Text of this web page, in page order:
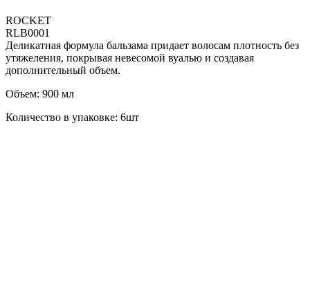
ROCKET
RLB0001
Деликатная формула бальзама придает волосам плотность без
утяжеления, покрывая невесомой вуалью и создавая
дополнительный объем.
Объем: 900 мл
Количество в упаковке: 6шт